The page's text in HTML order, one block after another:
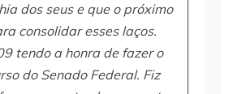
dos seus e que o próximo
consolidar esses laços.
tendo a honra de fazer o
do Senado Federal. Fiz